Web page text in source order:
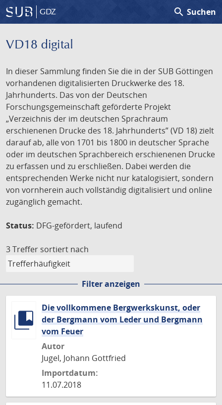
GDZ search Suchen
VD18 digital
In dieser Sammlung finden Sie die in der SUB Göttingen
vorhandenen digitalisierten Druckwerke des 18.
Jahrhunderts. Das von der Deutschen
Forschungsgemeinschaft geförderte Projekt
„Verzeichnis der im deutschen Sprachraum
erschienenen Drucke des 18. Jahrhunderts” (VD 18) zielt
darauf ab, alle von 1701 bis 1800 in deutscher Sprache
oder im deutschen Sprachbereich erschienenen Drucke
zu erfassen und zu erschließen. Dabei werden die
entsprechenden Werke nicht nur katalogisiert, sondern
von vornherein auch vollständig digitalisiert und online
zugänglich gemacht.
Status: DFG-gefördert, laufend
3 Treffer sortiert nach
Filter anzeigen
Die vollkommene Bergwerkskunst, oder
der Bergmann vom Leder und Bergmann
vom Feuer
Autor
Jugel, Johann Gottfried
Importdatum:
11.07.2018